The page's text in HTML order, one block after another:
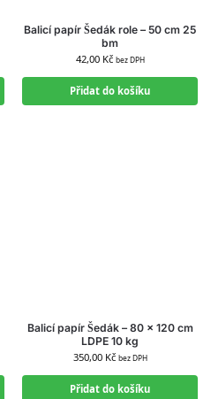
Balicí papír Šedák role – 50 cm 25
bm
42,00 Kč bez DPH
Přidat do košíku
Balicí papír Šedák – 80 × 120 cm
LDPE 10 kg
350,00 Kč bez DPH
Přidat do košíku